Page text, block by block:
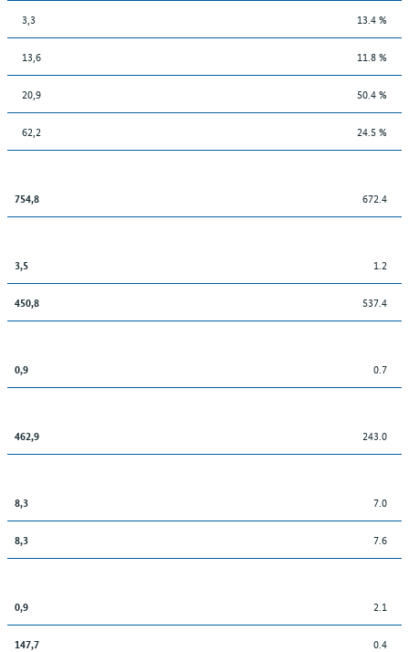
3,3 13.4 %
13,6 11.8 %
20,9 50.4 %
62,2 24.5 %
754,8 672.4
3,5 1.2
450,8 537.4
0,9 0.7
462,9 243.0
8,3 7.0
8,3 7.6
0,9 2.1
147,7 0.4